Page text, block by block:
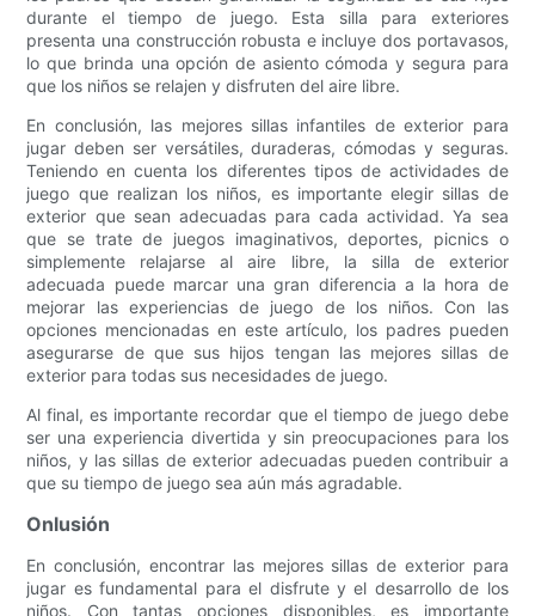
durante el tiempo de juego. Esta silla para exteriores
presenta una construcción robusta e incluye dos portavasos,
lo que brinda una opción de asiento cómoda y segura para
que los niños se relajen y disfruten del aire libre.
En conclusión, las mejores sillas infantiles de exterior para
jugar deben ser versátiles, duraderas, cómodas y seguras.
Teniendo en cuenta los diferentes tipos de actividades de
juego que realizan los niños, es importante elegir sillas de
exterior que sean adecuadas para cada actividad. Ya sea
que se trate de juegos imaginativos, deportes, picnics o
simplemente relajarse al aire libre, la silla de exterior
adecuada puede marcar una gran diferencia a la hora de
mejorar las experiencias de juego de los niños. Con las
opciones mencionadas en este artículo, los padres pueden
asegurarse de que sus hijos tengan las mejores sillas de
exterior para todas sus necesidades de juego.
Al final, es importante recordar que el tiempo de juego debe
ser una experiencia divertida y sin preocupaciones para los
niños, y las sillas de exterior adecuadas pueden contribuir a
que su tiempo de juego sea aún más agradable.
Onlusión
En conclusión, encontrar las mejores sillas de exterior para
jugar es fundamental para el disfrute y el desarrollo de los
niños. Con tantas opciones disponibles, es importante